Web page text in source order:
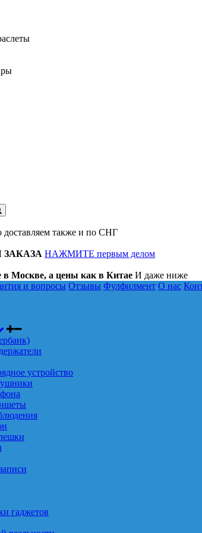
доставляем также и по СНГ
НАЖМИТЕ первым делом
в Москве, а цены как в Китае И даже ниже
и вопросы Отзывы Фулфилмент О нас
устройство
гаджетов